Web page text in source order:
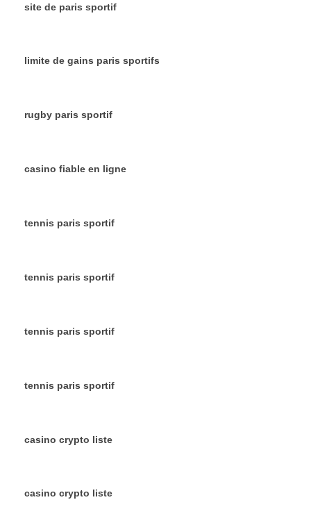
site de paris sportif
limite de gains paris sportifs
rugby paris sportif
casino fiable en ligne
tennis paris sportif
tennis paris sportif
tennis paris sportif
tennis paris sportif
casino crypto liste
casino crypto liste